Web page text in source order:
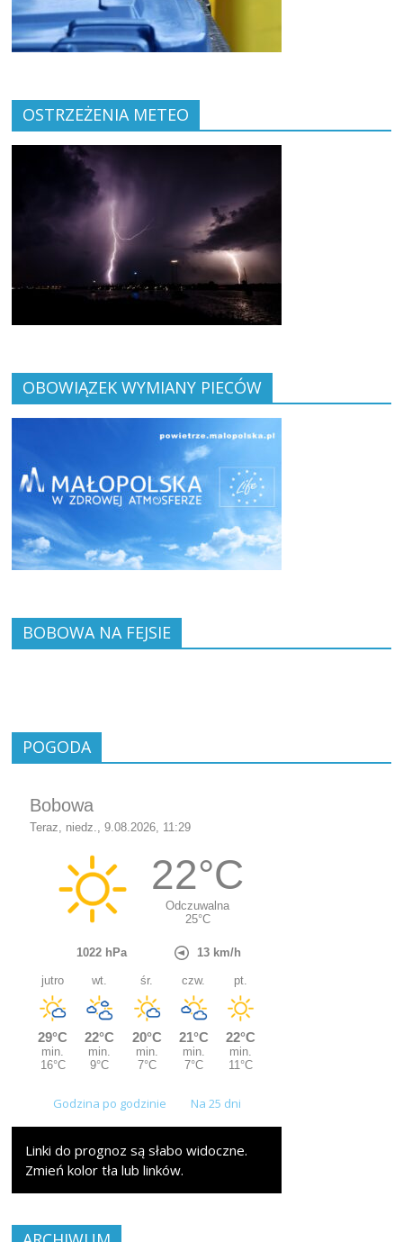
OSTRZEŻENIA METEO
OBOWIĄZEK WYMIANY PIECÓW
BOBOWA NA FEJSIE
POGODA
Godzina po godzinie Na 25 dni
Linki do prognoz są słabo widoczne.
Zmień kolor tła lub linków.